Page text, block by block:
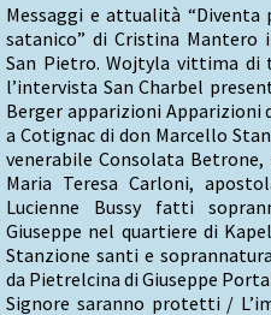
Messaggi e attualità
satanico” di Cristina Mantero
San Pietro. Wojtyla vittima di
l’intervista San Charbel
Berger apparizioni Apparizioni
a Cotignac di don Marcello
venerabile Consolata
Maria Teresa Carloni,
Lucienne Bussy fatti
Giuseppe nel quartiere di
Stanzione santi e
da Pietrelcina di Giuseppe
Signore saranno protetti /